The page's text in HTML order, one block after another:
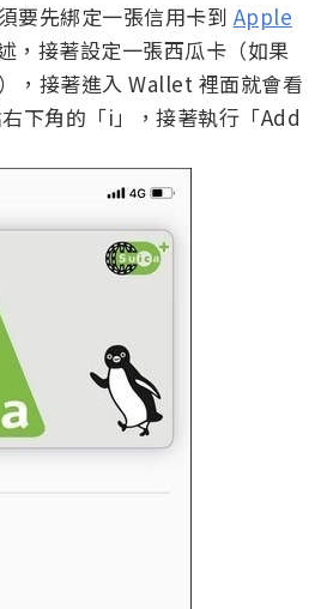
要先綁定一張信用卡到 Apple
，接著設定一張西瓜卡（如果
，接著進入 Wallet 裡面就會看
下角的「i」，接著執行「Add